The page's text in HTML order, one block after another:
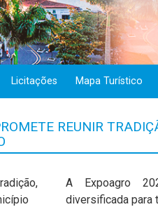
Licitações Mapa Turístico
REUNIR
A Expoagro
diversificada para